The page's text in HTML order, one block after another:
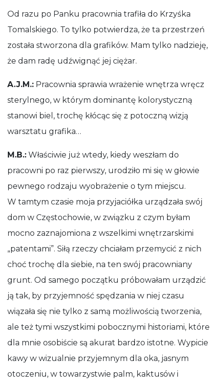
Od razu po Panku pracownia trafiła do Krzyśka
Tomalskiego. To tylko potwierdza, że ta przestrzeń
została stworzona dla grafików. Mam tylko nadzieję,
że dam radę udźwignąć jej ciężar.
A.J.M.: Pracownia sprawia wrażenie wnętrza wręcz
sterylnego, w którym dominantę kolorystyczną
stanowi biel, trochę kłócąc się z potoczną wizją
warsztatu grafika…
M.B.: Właściwie już wtedy, kiedy weszłam do
pracowni po raz pierwszy, urodziło mi się w głowie
pewnego rodzaju wyobrażenie o tym miejscu.
W tamtym czasie moja przyjaciółka urządzała swój
dom w Częstochowie, w związku z czym byłam
mocno zaznajomiona z wszelkimi wnętrzarskimi
„patentami”. Siłą rzeczy chciałam przemycić z nich
choć trochę dla siebie, na ten swój pracowniany
grunt. Od samego początku próbowałam urządzić
ją tak, by przyjemność spędzania w niej czasu
wiązała się nie tylko z samą możliwością tworzenia,
ale też tymi wszystkimi pobocznymi historiami, które
dla mnie osobiście są akurat bardzo istotne. Wypicie
kawy w wizualnie przyjemnym dla oka, jasnym
otoczeniu, w towarzystwie palm, kaktusów i